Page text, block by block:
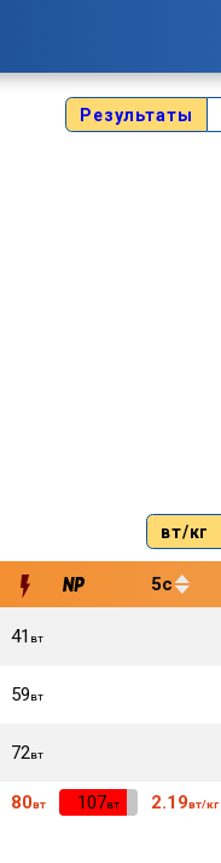
Результаты
вт/кг
5с
41 вт
59вт
72вт
80вт 107вт 2.19вт/кг